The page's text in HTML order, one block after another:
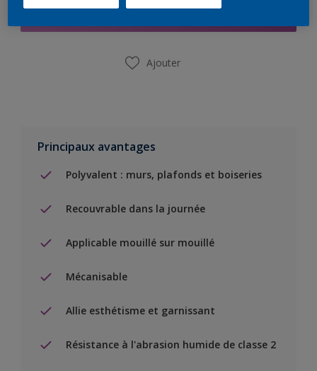
Ajouter
Principaux avantages
Polyvalent : murs, plafonds et boiseries
Recouvrable dans la journée
Applicable mouillé sur mouillé
Mécanisable
Allie esthétisme et garnissant
Résistance à l'abrasion humide de classe 2